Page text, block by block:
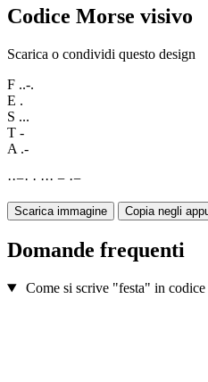
Codice Morse visivo
Scarica o condividi questo design
F ..-.
E .
S ...
T -
A .-
··−· · ··· − ·−
Scarica immagine Copia negli
Domande frequenti
Come si scrive "festa" in codice